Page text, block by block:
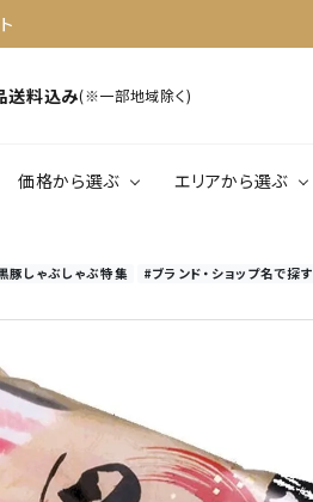
送料込み(※一部地域除く)
肉・肉加工品
価格から選ぶ
1,000円以下
エリアから選ぶ
鹿児島
豚しゃぶしゃぶ特集 #ブランド・ショップ名で探す